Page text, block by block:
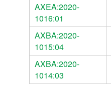
AXEA:2020-
1016:01
AXBA:2020-
1015:04
AXBA:2020-
1014:03